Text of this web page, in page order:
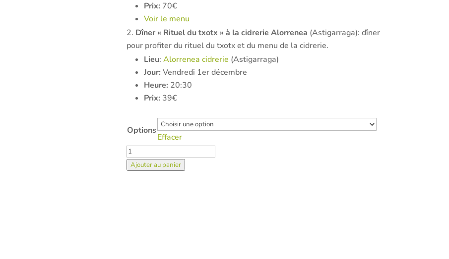
Prix: 70€
Voir le menu
Dîner « Rituel du txotx » à la cidrerie Alorrenea (Astigarraga): dîner
pour profiter du rituel du txotx et du menu de la cidrerie.
Lieu: Alorrenea cidrerie (Astigarraga)
Jour: Vendredi 1er décembre
Heure: 20:30
Prix: 39€
Options
Effacer
quantité
deAjouter au panier